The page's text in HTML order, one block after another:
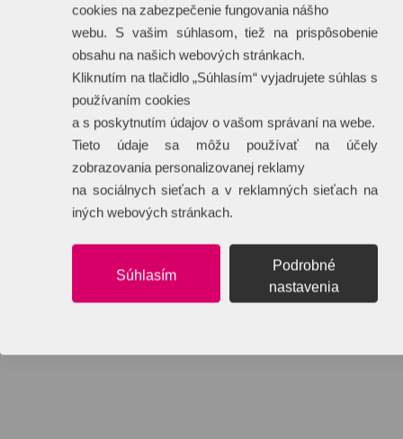
cookies na zabezpečenie fungovania nášho
webu. S vašim súhlasom, tiež na prispôsobenie
obsahu na našich webových stránkach.
Kliknutím na tlačidlo „Súhlasím“ vyjadrujete súhlas s
používaním cookies
a s poskytnutím údajov o vašom správaní na webe.
Tieto údaje sa môžu používať na účely
zobrazovania personalizovanej reklamy
na sociálnych sieťach a v reklamných sieťach na
iných webových stránkach.
Súhlasím
Podrobné
nastavenia